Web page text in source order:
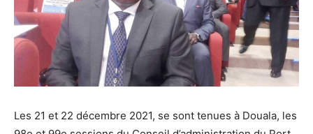
Les 21 et 22 décembre 2021, se sont tenues à Douala, les